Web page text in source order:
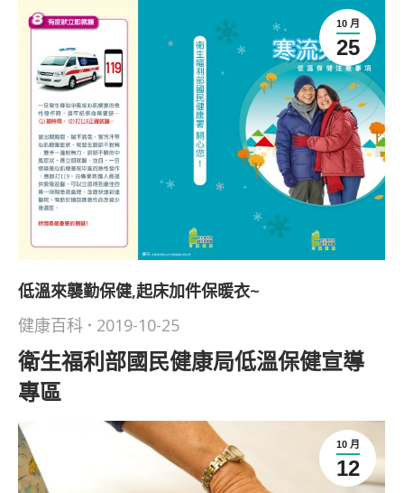
10 月
25
低溫來襲勤保健,起床加件保暖衣~
健康百科
2019-10-25
衛生福利部國民健康局低溫保健宣導
專區
10 月
12